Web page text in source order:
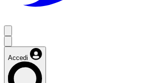
Accedi